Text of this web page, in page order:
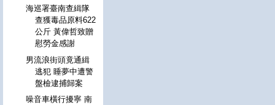
海巡署臺南查緝隊
查獲毒品原料622
公斤 黃偉哲致贈
慰勞金感謝
男流浪街頭竟通緝
逃犯 睡夢中遭警
盤檢逮捕歸案
噪音車橫行擾寧 南